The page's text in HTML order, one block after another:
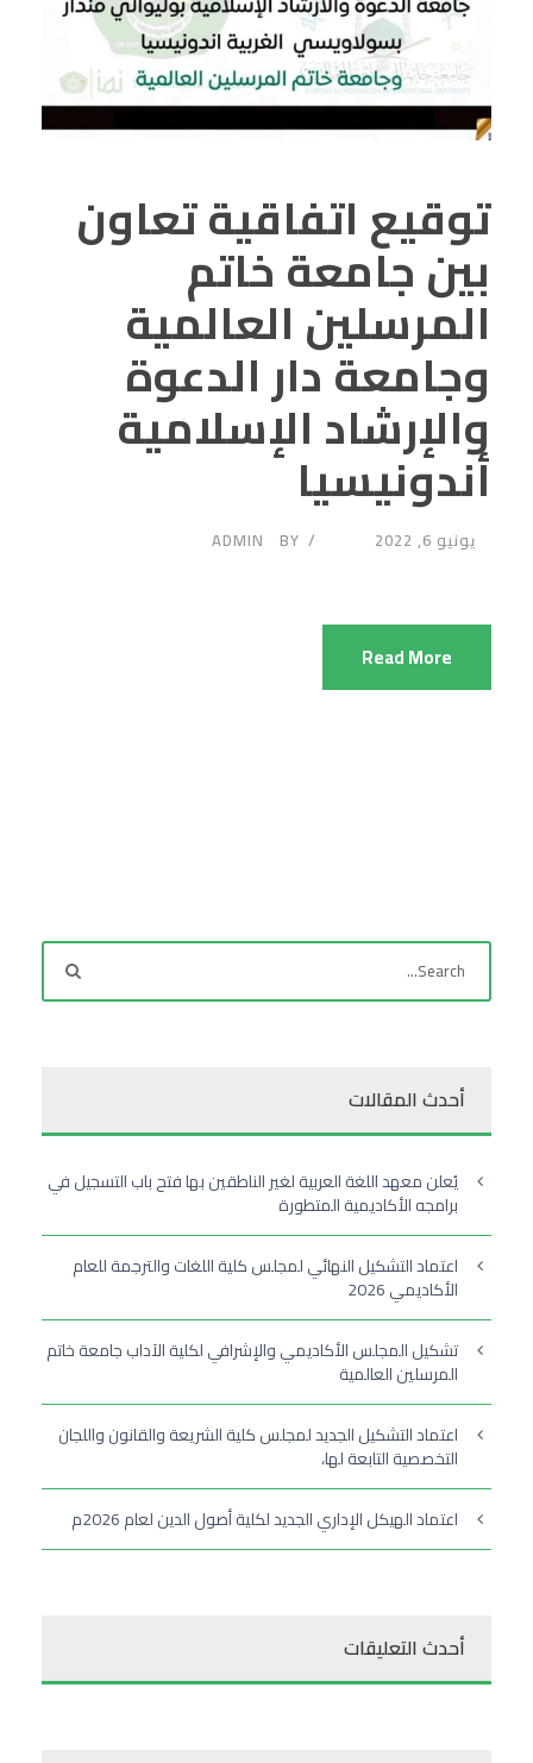
توقيع اتفاقية تعاون
بين جامعة خاتم
المرسلين العالمية
وجامعة دار الدعوة
والإرشاد الإسلامية
أندونيسيا
يونيو 6, 2022 BY
ADMIN
Read More
أحدث المقالات
يُعلن معهد اللغة العربية لغير الناطقين بها فتح باب التسجيل في
برامجه الأكاديمية المتطورة
اعتماد التشكيل النهائي لمجلس كلية اللغات والترجمة للعام
الأكاديمي 2026
تشكيل المجلس الأكاديمي والإشرافي لكلية الآداب جامعة خاتم
المرسلين العالمية
اعتماد التشكيل الجديد لمجلس كلية الشريعة والقانون واللجان
التخصصية التابعة لها،
اعتماد الهيكل الإداري الجديد لكلية أصول الدين لعام 2026م
أحدث التعليقات